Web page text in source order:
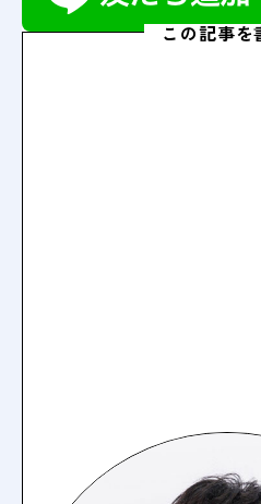
この記事を